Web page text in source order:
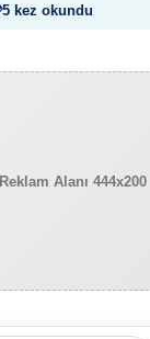
5 kez okundu
Alanı 444x200